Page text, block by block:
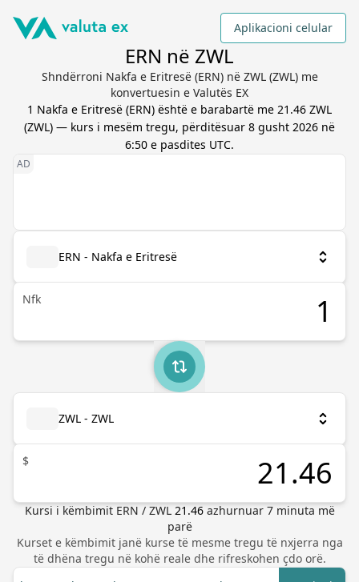
Aplikacioni celular
ERN në ZWL
Shndërroni Nakfa e Eritresë (ERN) në ZWL (ZWL) me
konvertuesin e Valutës EX
1 Nakfa e Eritresë (ERN) është e barabartë me 21.46 ZWL
(ZWL) — kurs i mesëm tregu, përditësuar 8 gusht 2026 në
6:50 e pasdites UTC.
ERN - Nakfa e Eritresë
Nfk
ZWL - ZWL
$
Kursi i këmbimit ERN / ZWL 21.46 azhurnuar 7minuta më
parë
Kurset e këmbimit janë kurse të mesme tregu të nxjerra nga
të dhëna tregu në kohë reale dhe rifreskohen çdo orë.